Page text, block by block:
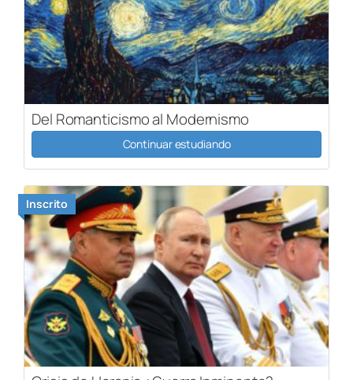
Del Romanticismo al Modernismo
Continuar estudiando
Inscrito